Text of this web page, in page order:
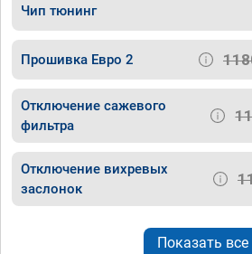
Чип тюнинг
Прошивка Евро 2
Отключение сажевого
фильтра
Отключение вихревых
заслонок
Показать все